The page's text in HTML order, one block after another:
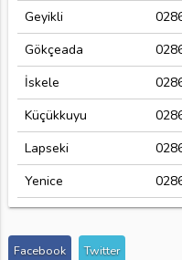
Geyikli
Gökçeada
İskele
Küçükkuyu
Lapseki
Yenice
Facebook Twitter